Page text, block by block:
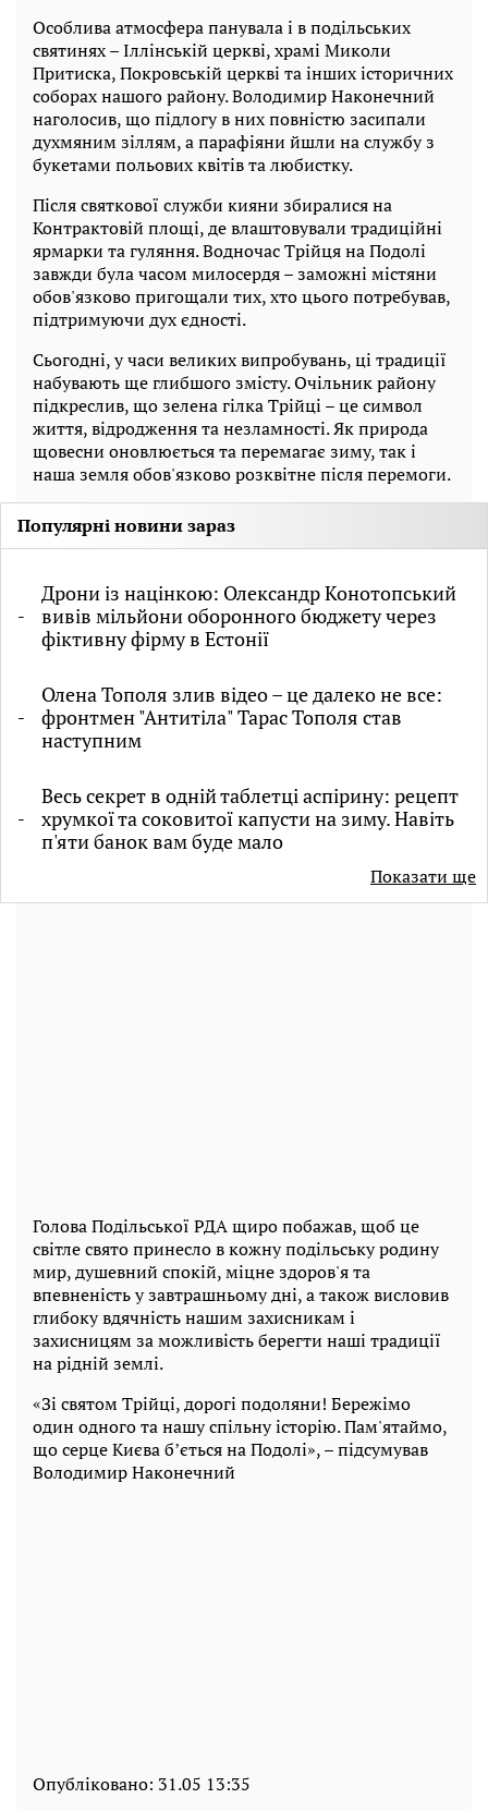
Особлива атмосфера панувала і в подільських
святинях – Іллінській церкві, храмі Миколи
Притиска, Покровській церкві та інших історичних
соборах нашого району. Володимир Наконечний
наголосив, що підлогу в них повністю засипали
духмяним зіллям, а парафіяни йшли на службу з
букетами польових квітів та любистку.
Після святкової служби кияни збиралися на
Контрактовій площі, де влаштовували традиційні
ярмарки та гуляння. Водночас Трійця на Подолі
завжди була часом милосердя – заможні містяни
обов'язково пригощали тих, хто цього потребував,
підтримуючи дух єдності.
Сьогодні, у часи великих випробувань, ці традиції
набувають ще глибшого змісту. Очільник району
підкреслив, що зелена гілка Трійці – це символ
життя, відродження та незламності. Як природа
щовесни оновлюється та перемагає зиму, так і
наша земля обов'язково розквітне після перемоги.
Популярні новини зараз
Дрони із націнкою: Олександр Конотопський
вивів мільйони оборонного бюджету через
фіктивну фірму в Естонії
Олена Тополя злив відео – це далеко не все:
фронтмен "Антитіла" Тарас Тополя став
наступним
Весь секрет в одній таблетці аспірину: рецепт
хрумкої та соковитої капусти на зиму. Навіть
п'яти банок вам буде мало
Показати ще
Голова Подільської РДА щиро побажав, щоб це
світле свято принесло в кожну подільську родину
мир, душевний спокій, міцне здоров'я та
впевненість у завтрашньому дні, а також висловив
глибоку вдячність нашим захисникам і
захисницям за можливість берегти наші традиції
на рідній землі.
«Зі святом Трійці, дорогі подоляни! Бережімо
один одного та нашу спільну історію. Пам'ятаймо,
що серце Києва бʼється на Подолі», – підсумував
Володимир Наконечний
Опубліковано: 31.05 13:35